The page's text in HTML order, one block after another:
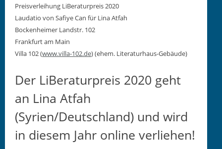
Preisver­lei­hung LiB­er­atur­preis 2020
Lau­da­tio von Safiye Can für Lina Atfah
Bock­en­heimer Land­str. 102
Frank­furt am Main
Vil­la 102 (www.villa-102.de) (ehem. Literaturhaus-Gebäude)
Der LiBeraturpreis 2020 geht
an Lina Atfah
(Syrien/Deutschland) und wird
in diesem Jahr online verliehen!